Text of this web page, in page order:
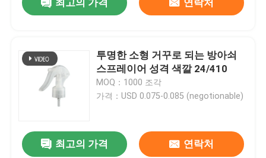
투명한 소형 거꾸로 되는 방아쇠
스프레이어 성격 색깔 24/410
MOQ：1000 조각
가격：USD 0.075-0.085 (negotionable)
최고의 가격 연락처